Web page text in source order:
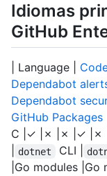
Idiomas
GitHub
| Language |
Dependabot
Dependabot
GitHub Packages
C |✓ |✗ |✗ |✓ |✗
dotnet CLI |
|Go modules